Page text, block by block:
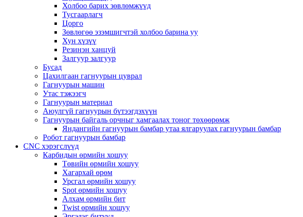
Холбоо барих зөвлөмжүүд
Тусгаарлагч
Цорго
Зөвлөгөө эзэмшигчтэй холбоо барина уу
Хун хүзүү
Резинэн ханцуй
Залгуур залгуур
Бусад
Цахилгаан гагнуурын цуврал
Гагнуурын машин
Утас тэжээгч
Гагнуурын материал
Аюулгүй гагнуурын бүтээгдэхүүн
Гагнуурын байгаль орчныг хамгаалах тоног төхөөрөмж
Яндангийн гагнуурын бамбар утаа ялгаруулах гагнуурын бамбар
Робот гагнуурын бамбар
CNC хэрэгслүүд
Карбидын өрмийн хошуу
Төвийн өрмийн хошуу
Хагархай өрөм
Урсгал өрмийн хошуу
Spot өрмийн хошуу
Алхам өрмийн бит
Twist өрмийн хошуу